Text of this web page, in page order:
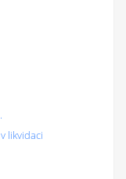
likvidaci